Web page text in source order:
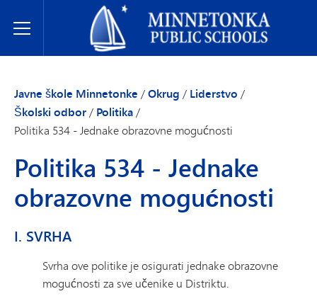
Toggle Menu
Javne škole Minnetonke
Javne škole Minnetonke /Okrug / Liderstvo /
Školski odbor/ Politika/
Politika 534 - Jednake obrazovne mogućnosti
Politika 534 - Jednake
obrazovne mogućnosti
I. SVRHA
Svrha ove politike je osigurati jednake obrazovne
mogućnosti za sve učenike u Distriktu.